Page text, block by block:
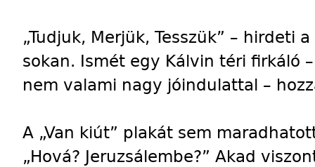
„Tudjuk, Merjük, Tesszük” – hirdeti
sokan. Ismét egy Kálvin téri firkáló
nem valami nagy jóindulattal –
A „Van kiút” plakát sem
„Hová? Jeruzsálembe?” Akad